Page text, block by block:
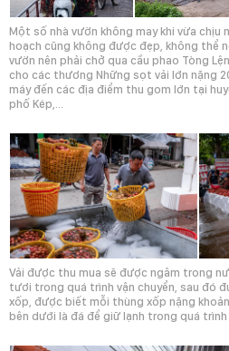
Một số nhà vườn không may khi vừa chịu
hoạch cũng không được đẹp, không thể
vườn nên phải chở qua cầu phao Tòng
cho các thương Những sọt vải lớn nặng
máy đến các địa điểm thu gom lớn tại
phố Kép,...
Vải được thu mua sẽ được ngâm trong
tươi trong quá trình vận chuyển, sau đó
xốp, được biết mỗi thùng xốp nặng
bên dưới là đá để giữ lạnh trong quá trình